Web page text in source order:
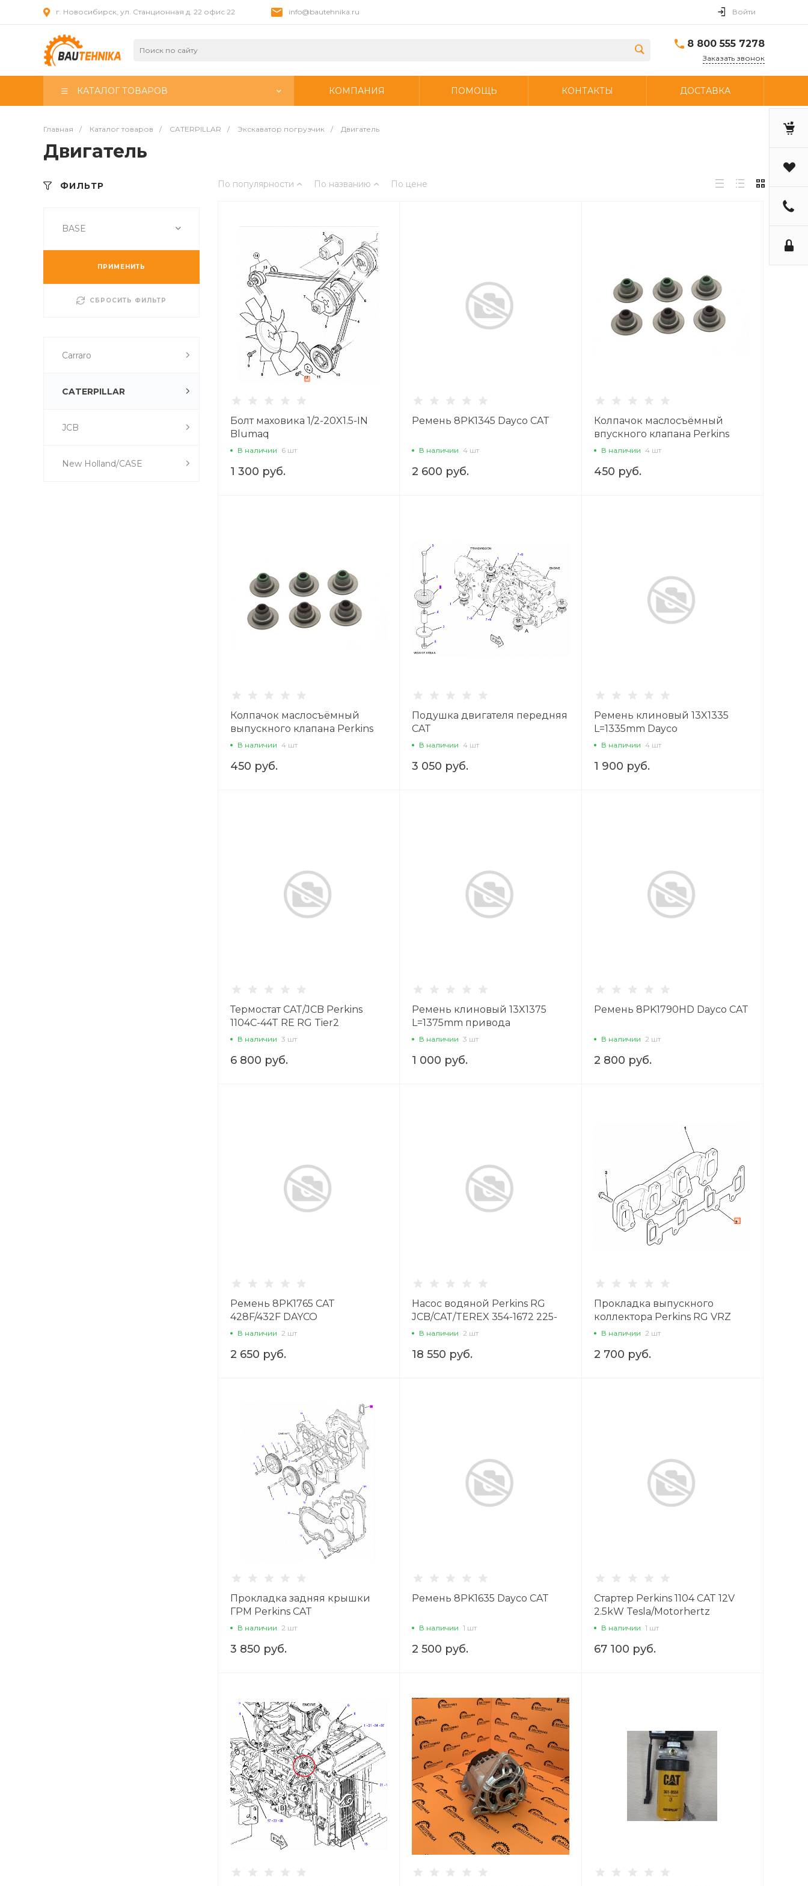
г. Новосибирск, ул. Станционная д. 22 офис 22 info@bautehnika.ru Войти
8 800 555 7278
Заказать звонок
КАТАЛОГ ТОВАРОВ КОМПАНИЯ ПОМОЩЬ КОНТАКТЫ ДОСТАВКА
Главная / Каталог товаров / CATERPILLAR / Экскаватор погрузчик / Двигатель
Двигатель
ФИЛЬТР
BASE
ПРИМЕНИТЬ
СБРОСИТЬ ФИЛЬТР
Carraro
CATERPILLAR
JCB
New Holland/CASE
По популярности По названию По цене
Болт маховика 1/2-20X1.5-IN
Blumaq
В наличии 6 шт
1 300 руб.
Ремень 8PK1345 Dayco CAT
В наличии 4 шт
2 600 руб.
Колпачок маслосъёмный
впускного клапана Perkins
1104-44
В наличии 4 шт
450 руб.
Колпачок маслосъёмный
выпускного клапана Perkins
1104-44
В наличии 4 шт
450 руб.
Подушка двигателя передняя
CAT
В наличии 4 шт
3 050 руб.
Ремень клиновый 13X1335
L=1335mm Dayco
В наличии 4 шт
1 900 руб.
Термостат CAT/JCB Perkins
1104C-44T RE RG Tier2
Blumaq/KMP
В наличии 3 шт
6 800 руб.
Ремень клиновый 13X1375
L=1375mm привода
вентилятора CAT Contitech
В наличии 3 шт
1 000 руб.
Ремень 8PK1790HD Dayco CAT
В наличии 2 шт
2 800 руб.
Ремень 8PK1765 CAT
428F/432F DAYCO
В наличии 2 шт
2 650 руб.
Насос водяной Perkins RG
JCB/CAT/TEREX 354-1672 225-
8016
В наличии 2 шт
18 550 руб.
Прокладка выпускного
коллектора Perkins RG VRZ
В наличии 2 шт
2 700 руб.
Прокладка задняя крышки
ГРМ Perkins CAT
В наличии 2 шт
3 850 руб.
Ремень 8PK1635 Dayco CAT
В наличии 1 шт
2 500 руб.
Стартер Perkins 1104 CAT 12V
2.5kW Tesla/Motorhertz
В наличии 1 шт
67 100 руб.